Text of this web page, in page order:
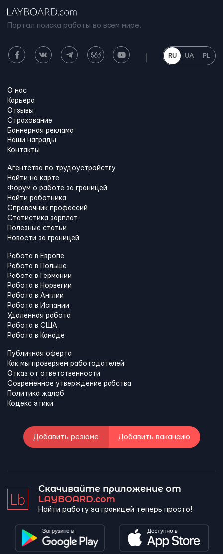
Портал поиска работы во всем мире.
RU UA PL
О нас
Карьера
Отзывы
Страхование
Баннерная реклама
Наши награды
Контакты
Агентства по трудоустройству
Найти на карте
Форум о работе за границей
Найти работника
Справочник профессий
Статистика зарплат
Полезные статьи
Новости за границей
Работа в Европе
Работа в Польше
Работа в Германии
Работа в Норвегии
Работа в Англии
Работа в Испании
Удаленная работа
Работа в США
Работа в Канадe
Публичная оферта
Как мы проверяем работодателей
Отказ от ответственности
Современное утверждение рабства
Политика жалоб
Кодекс этики
Добавить резюме Добавить вакансию
Скачивайте приложение от
LAYBOARD.com
Найти работу за границей теперь просто!